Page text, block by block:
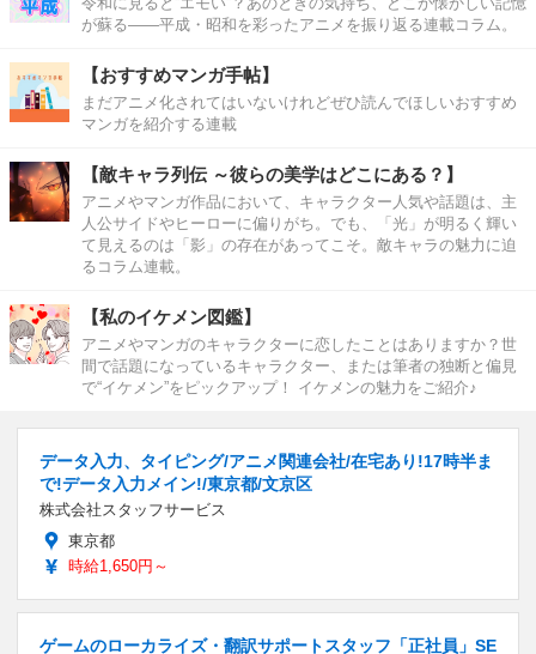
が蘇る――平成・昭和を彩ったアニメを振り返る連載コラム。
【おすすめマンガ手帖】
まだアニメ化されてはいないけれどぜひ読んでほしいおすすめ
マンガを紹介する連載
【敵キャラ列伝 ～彼らの美学はどこにある？】
アニメやマンガ作品において、キャラクター人気や話題は、主
人公サイドやヒーローに偏りがち。でも、「光」が明るく輝い
て見えるのは「影」の存在があってこそ。敵キャラの魅力に迫
るコラム連載。
【私のイケメン図鑑】
アニメやマンガのキャラクターに恋したことはありますか？世
間で話題になっているキャラクター、または筆者の独断と偏見
で“イケメン”をピックアップ！ イケメンの魅力をご紹介♪
データ入力、タイピング/アニメ関連会社/在宅あり!17時半ま
で!データ入力メイン!/東京都/文京区
株式会社スタッフサービス
東京都
時給1,650円～
ゲームのローカライズ・翻訳サポートスタッフ「正社員」SE